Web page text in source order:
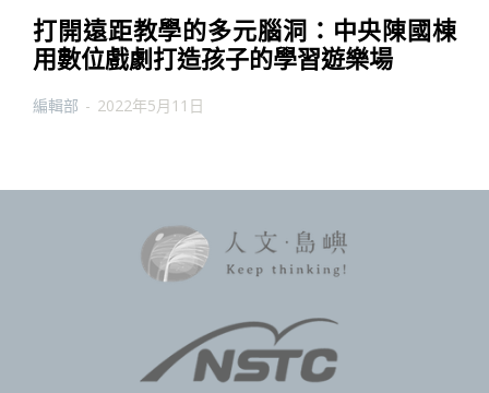
打開遠距教學的多元腦洞：中央陳國棟
用數位戲劇打造孩子的學習遊樂場
編輯部 - 2022年5月11日